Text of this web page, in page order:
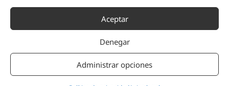
Aceptar
Denegar
Administrar opciones